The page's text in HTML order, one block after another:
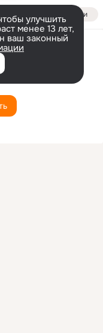
Войти
улучшить
менее 13 лет,
ваш законный